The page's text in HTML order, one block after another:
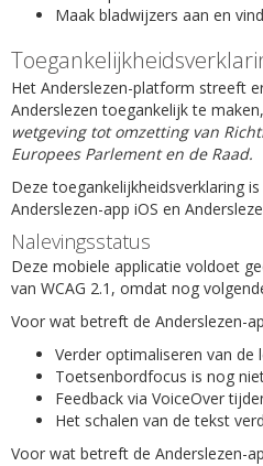
Maak bladwijzers aan en
Het Anderslezen-platform streeft
Anderslezen toegankelijk te
wetgeving tot omzetting van
Europees Parlement en de Raad.
Deze toegankelijkheidsverklaring
Anderslezen-app iOS en
Nalevingsstatus
Deze mobiele applicatie voldoet
van WCAG 2.1, omdat nog
Voor wat betreft de Anderslezen-
Verder optimaliseren van de
Toetsenbordfocus is nog
Feedback via VoiceOver
Het schalen van de tekst
Voor wat betreft de Anderslezen-